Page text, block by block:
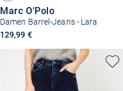
Marc O'Polo
Damen Barrel-Jeans - Lara
129,99 €